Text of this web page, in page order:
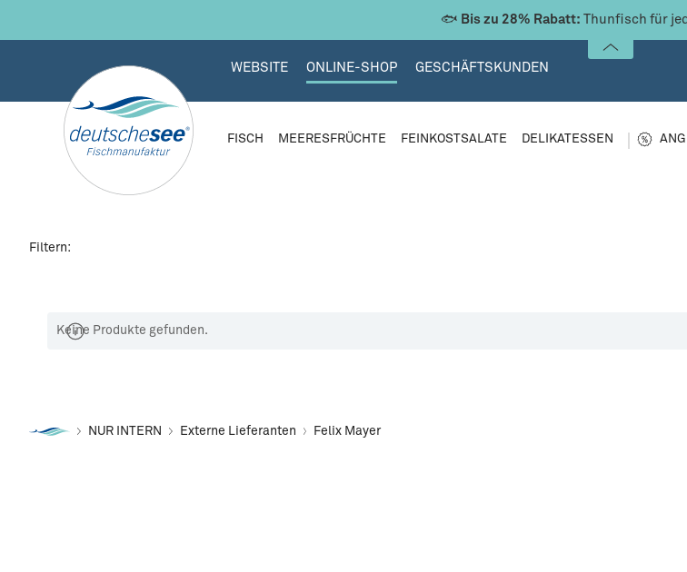
Thunfisch-Steak, Thunfisch Center Cut,
WEBSITE ONLINE-SHOP GESCHÄFTSKUNDEN
FISCH MEERESFRÜCHTE FEINKOSTSALATE DELIKATESSEN
Filtern:
Keine Produkte gefunden.
NUR INTERN Externe Lieferanten Felix Mayer